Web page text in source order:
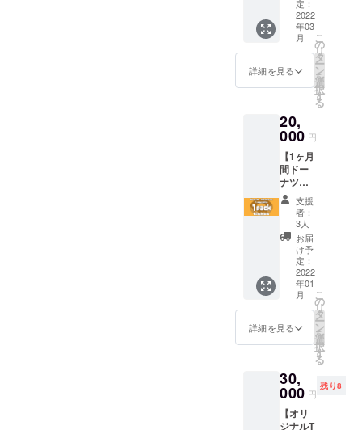
XLにな
りま
す。 ※
メー
カー：
FRUIT
20 RYL
(ロイヤ
ルブ
ルー）
きでT
シャツ
の背中
にお名
前、店
名等の
文字を
たしま
す。 備
考欄に
名入れ
したい
文字を
ご記入
くださ
い。
（全角
10文字
まで）
Tシャツ
は後日
発送い
たしま
す。 ま
成したT
はス
タッフ
のユニ
ホーム
定：
2022
年03
月
詳細を見る
こ
の
リ
タ
ー
ン
を
選
択
す
る
20,
000 円
【1ヶ月
間ドー
ナツ毎
日
1pack
プレゼ
ントチ
ケッ
ト】
1ヶ月間
毎日お
好きな
ドーナ
ツ
1pack
をプレ
ト！ 1
日最大
1000円
分×30日
支援
者：
3人
お届
け予
定：
2022
年01
月
詳細を見る
こ
の
リ
タ
ー
ン
を
選
択
す
る
30,
000 円
残り8
【オリ
ジナルT